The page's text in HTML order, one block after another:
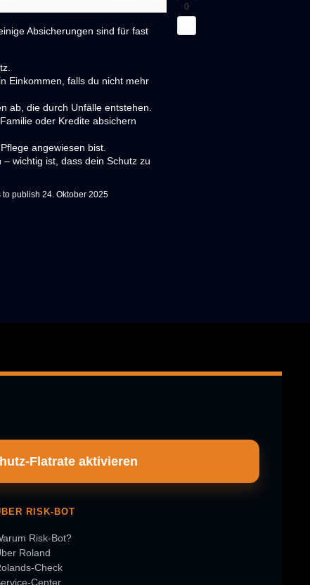
0
Absicherungen sind für fast
Einkommen, falls du nicht mehr
ab, die durch Unfälle entstehen.
oder Kredite absichern
angewiesen bist.
wichtig ist, dass dein Schutz zu
publish 24. Oktober 2025
Flatrate aktivieren
RISK-BOT
Risk-Bot?
Roland
Check
Center